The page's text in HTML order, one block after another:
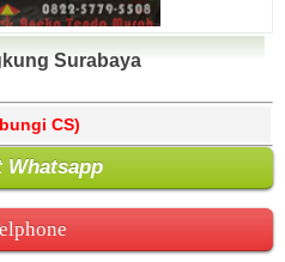
Surabaya
CS)
Whatsapp